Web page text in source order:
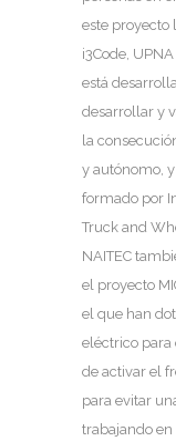
este proyecto
i3Code,
está
desarrollar y
la
y autónomo,
formado por
Truck and
NAITEC
el proyecto
el que han
eléctrico para
de activar el
para evitar
trabajando en